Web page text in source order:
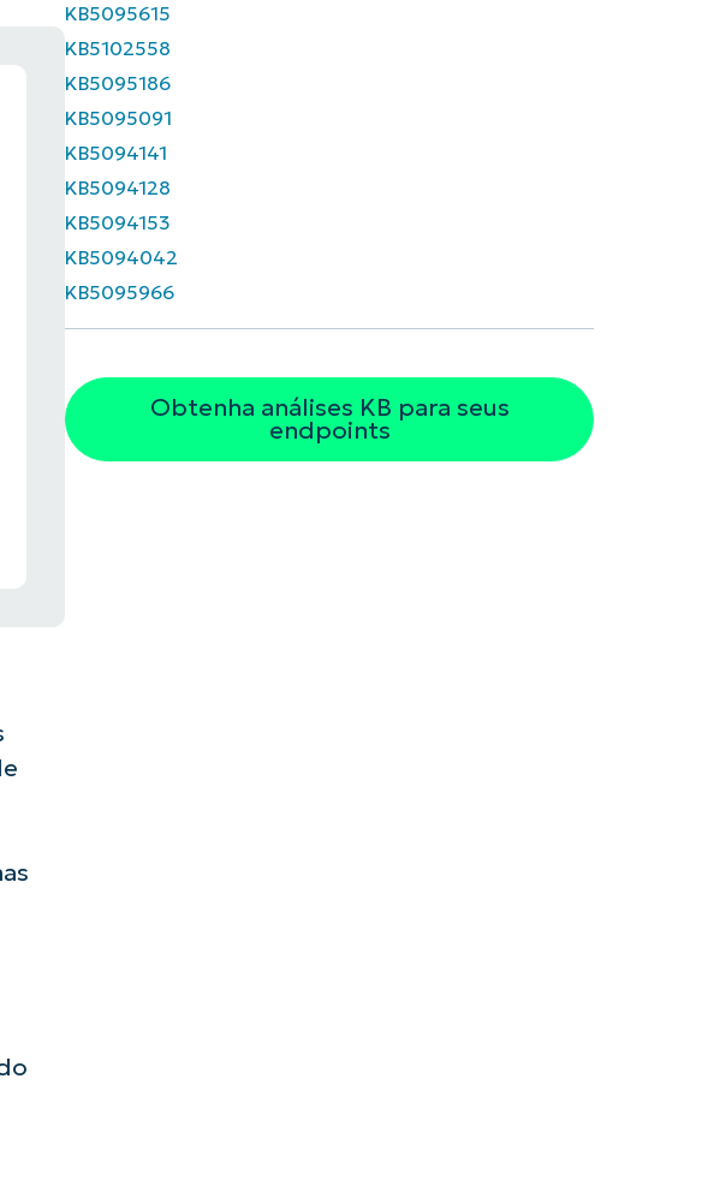
KB5095615
KB5102558
KB5095186
KB5095091
KB5094141
KB5094128
KB5094153
KB5094042
KB5095966
Obtenha análises KB para seus
endpoints
por IA do NinjaOne!